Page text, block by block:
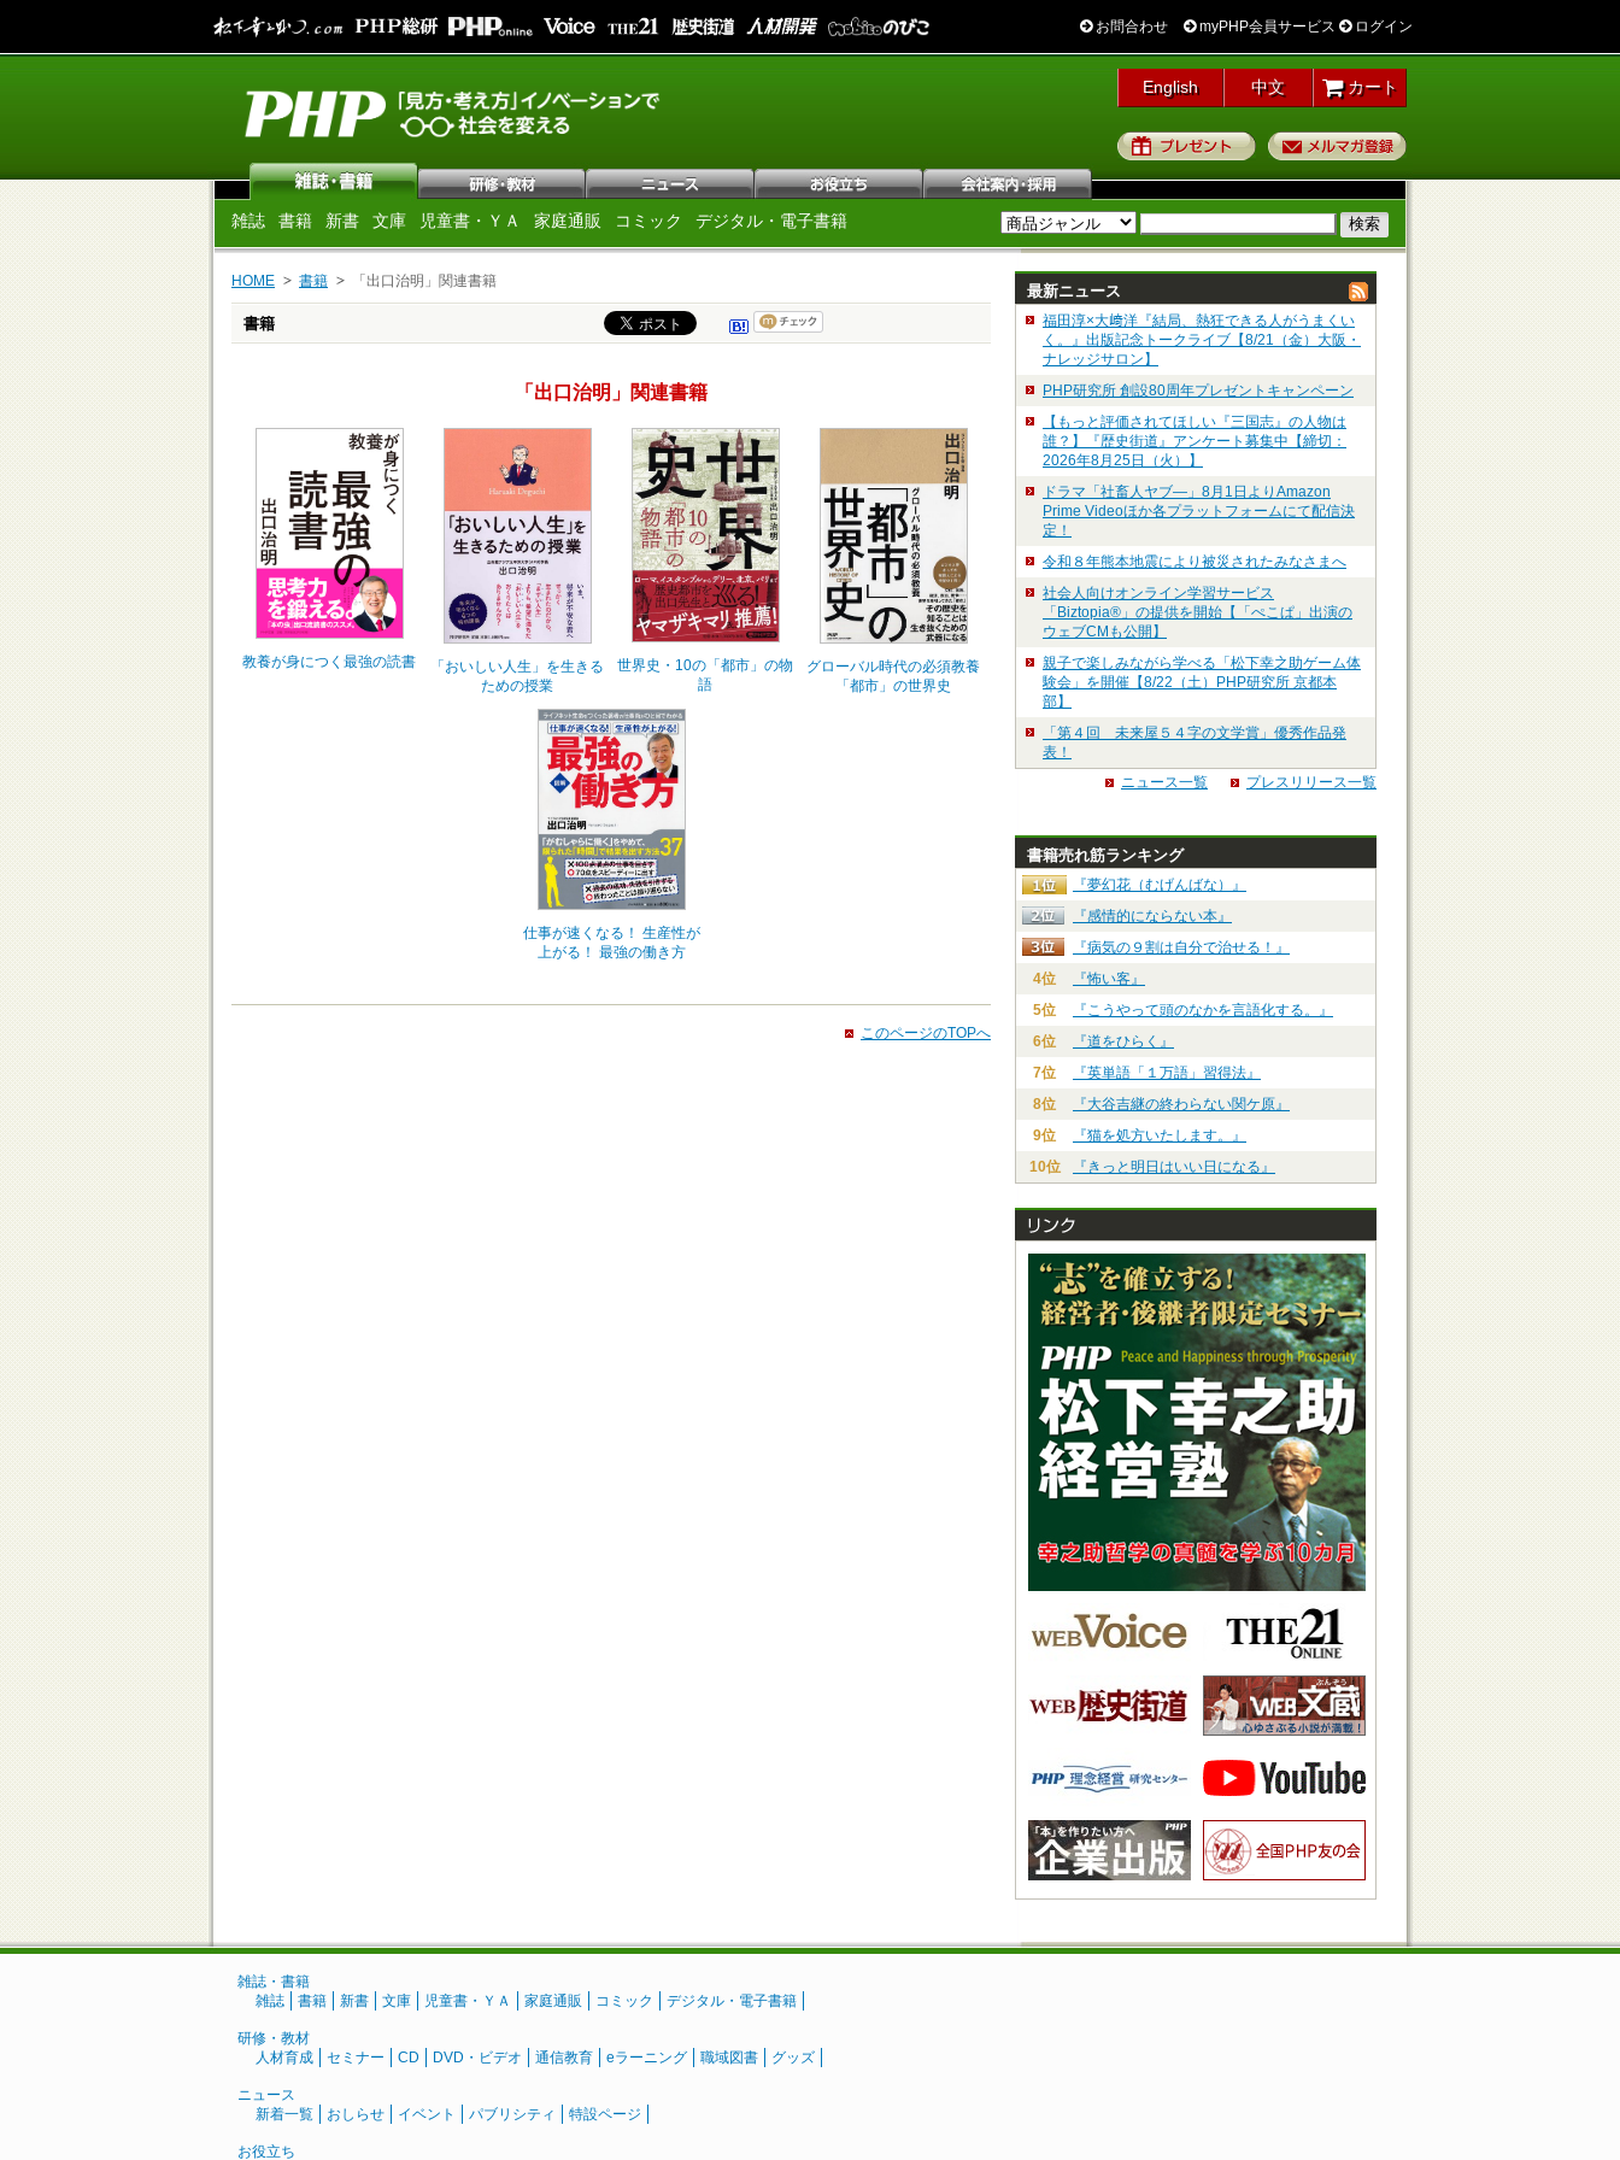
お問合わせ myPHP会員サービス ログイン
English 中文 カート
プレゼント
雑誌 書籍 新書 文庫 児童書・ＹＡ 家庭通販 コミック デジタル・電子書籍
HOME 書籍 「出口治明」関連書籍
書籍
「出口治明」関連書籍
教養が身につく最強の読書
「おいしい人生」を生きる
ための授業
世界史・10の「都市」の物
語
グローバル時代の必須教養
「都市」の世界史
仕事が速くなる！ 生産性が
上がる！ 最強の働き方
このページのTOPへ
最新ニュース
福田淳×大﨑洋『結局、熱狂できる人がうまくい
く。』出版記念トークライブ【8/21（金）大阪・
ナレッジサロン】
PHP研究所 創設80周年プレゼントキャンペーン
【もっと評価されてほしい『三国志』の人物は
誰？】『歴史街道』アンケート募集中【締切：
2026年8月25日（火）】
ドラマ「社畜人ヤブ―」8月1日よりAmazon
Prime Videoほか各プラットフォームにて配信決
定！
令和８年熊本地震により被災されたみなさまへ
社会人向けオンライン学習サービス
「Biztopia®」の提供を開始【「ぺこぱ」出演の
ウェブCMも公開】
親子で楽しみながら学べる「松下幸之助ゲーム体
験会」を開催【8/22（土）PHP研究所 京都本
部】
「第４回 未来屋５４字の文学賞」優秀作品発
表！
ニュース一覧
プレスリリース一覧
書籍売れ筋ランキング
『夢幻花（むげんばな）』
『感情的にならない本』
『病気の９割は自分で治せる！』
4位
『怖い客』
5位
『こうやって頭のなかを言語化する。』
6位
『道をひらく』
7位
『英単語「１万語」習得法』
8位
『大谷吉継の終わらない関ケ原』
9位
『猫を処方いたします。』
10位
『きっと明日はいい日になる』
雑誌・書籍
雑誌
書籍 新書 文庫 児童書・ＹＡ 家庭通販 コミック デジタル・電子書籍
研修・教材
人材育成
セミナー CD DVD・ビデオ 通信教育 eラーニング 職域図書 グッズ
ニュース
新着一覧
おしらせ イベント パブリシティ 特設ページ
お役立ち